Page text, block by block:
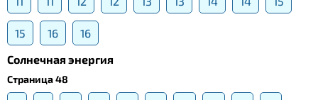
15 16
16
Солнечная энергия
Страница 48